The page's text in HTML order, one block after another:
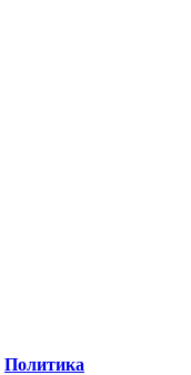
Политика